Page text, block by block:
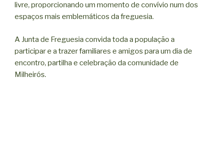
livre, proporcionando um momento de convívio num dos
espaços mais emblemáticos da freguesia.
A Junta de Freguesia convida toda a população a
participar e a trazer familiares e amigos para um dia de
encontro, partilha e celebração da comunidade de
Milheirós.